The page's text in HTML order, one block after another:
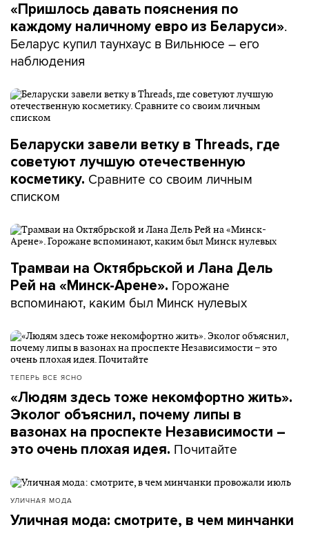
«Пришлось давать пояснения по
каждому наличному евро из Беларуси».
Беларус купил таунхаус в Вильнюсе – его
наблюдения
Беларуски завели ветку в Threads, где
советуют лучшую отечественную
косметику. Сравните со своим личным
списком
Трамваи на Октябрьской и Лана Дель
Рей на «Минск-Арене». Горожане
вспоминают, каким был Минск нулевых
ТЕПЕРЬ ВСЕ ЯСНО
«Людям здесь тоже некомфортно жить».
Эколог объяснил, почему липы в
вазонах на проспекте Независимости –
это очень плохая идея. Почитайте
УЛИЧНАЯ МОДА
Уличная мода: смотрите, в чем минчанки